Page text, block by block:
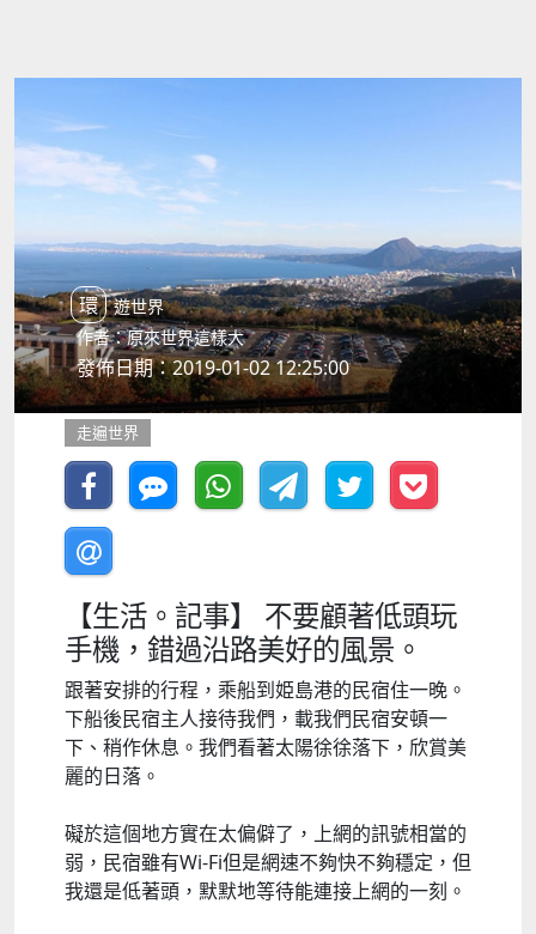
環遊世界
作者：原來世界這樣大
發佈日期：2019-01-02 12:25:00
走遍世界
【生活。記事】 不要顧著低頭玩
手機，錯過沿路美好的風景。
跟著安排的行程，乘船到姫島港的民宿住一晚。
下船後民宿主人接待我們，載我們民宿安頓一
下、稍作休息。我們看著太陽徐徐落下，欣賞美
麗的日落。
礙於這個地方實在太偏僻了，上網的訊號相當的
弱，民宿雖有Wi-Fi但是網速不夠快不夠穩定，但
我還是低著頭，默默地等待能連接上網的一刻。